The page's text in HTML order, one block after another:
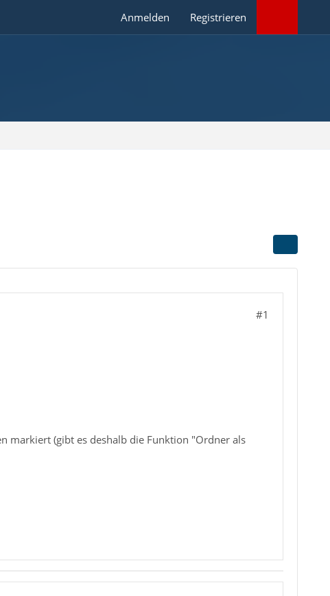
Anmelden Registrieren
#1
markiert (gibt es deshalb die Funktion "Ordner als